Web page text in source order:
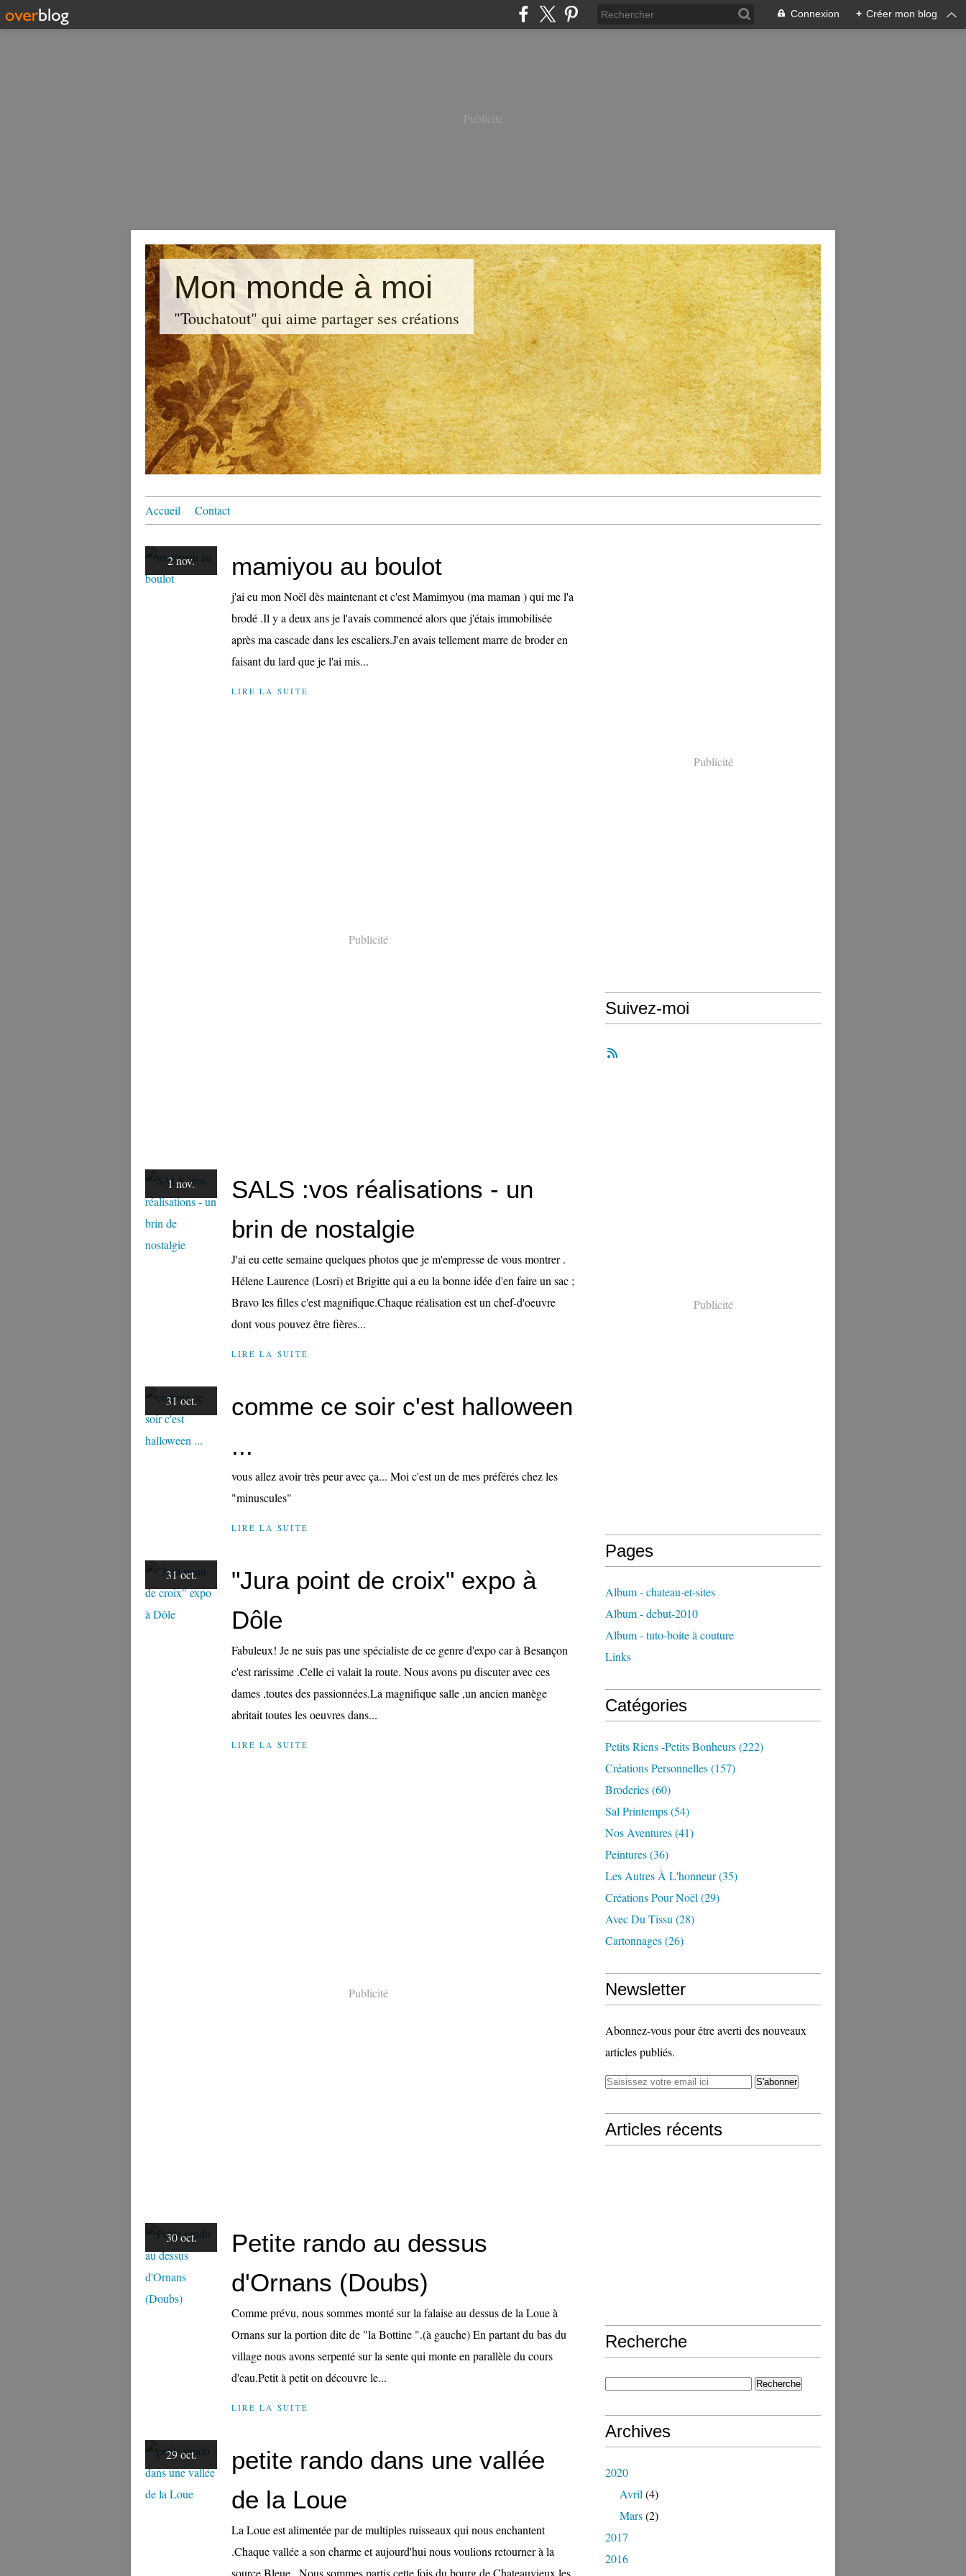
Connexion + Créer mon blog
Publicité
Mon monde à moi
"Touchatout" qui aime partager ses créations
Accueil Contact
2 nov. mamiyou au boulot
j'ai eu mon Noël dès maintenant et c'est Mamimyou (ma maman ) qui me l'a
brodé .Il y a deux ans je l'avais commencé alors que j'étais immobilisée
après ma cascade dans les escaliers.J'en avais tellement marre de broder en
faisant du lard que je l'ai mis...
LIRE LA SUITE
Publicité
1 nov.
SALS :vos réalisations - un
brin de nostalgie
J'ai eu cette semaine quelques photos que je m'empresse de vous montrer .
Hélene Laurence (Losri) et Brigitte qui a eu la bonne idée d'en faire un sac ;
Bravo les filles c'est magnifique.Chaque réalisation est un chef-d'oeuvre
dont vous pouvez être fières...
LIRE LA SUITE
31 oct.
comme ce soir c'est halloween
...
vous allez avoir très peur avec ça... Moi c'est un de mes préférés chez les
"minuscules"
LIRE LA SUITE
31 oct.
"Jura point de croix" expo à
Dôle
Fabuleux! Je ne suis pas une spécialiste de ce genre d'expo car à Besançon
c'est rarissime .Celle ci valait la route. Nous avons pu discuter avec ces
dames ,toutes des passionnées.La magnifique salle ,un ancien manège
abritait toutes les oeuvres dans...
LIRE LA SUITE
Publicité
30 oct.
Petite rando au dessus
d'Ornans (Doubs)
Comme prévu, nous sommes monté sur la falaise au dessus de la Loue à
Ornans sur la portion dite de "la Bottine ".(à gauche) En partant du bas du
village nous avons serpenté sur la sente qui monte en parallèle du cours
d'eau.Petit à petit on découvre le...
LIRE LA SUITE
29 oct.
petite rando dans une vallée
de la Loue
La Loue est alimentée par de multiples ruisseaux qui nous enchantent
.Chaque vallée a son charme et aujourd'hui nous voulions retourner à la
source Bleue . Nous sommes partis cette fois du bourg de Chateauvieux les
Publicité
Suivez-moi
Publicité
Pages
Album - chateau-et-sites
Album - debut-2010
Album - tuto-boite à couture
Links
Catégories
Petits Riens -petits Bonheurs(222)
Créations Personnelles(157)
Broderies(60)
Sal Printemps(54)
Nos Aventures(41)
Peintures(36)
Les Autres À L'honneur(35)
Créations Pour Noël (29)
Avec Du Tissu (28)
Cartonnages(26)
Newsletter
Abonnez-vous pour être averti des nouveaux
articles publiés.
Articles récents
Recherche
Archives
2020
Avril (4)
Mars(2)
2017
2016